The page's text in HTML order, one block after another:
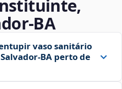
vaso sanitário
perto de